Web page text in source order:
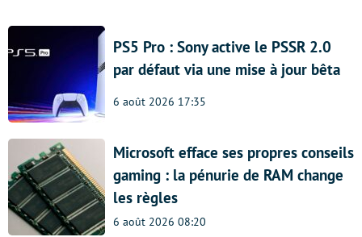
PS5 Pro : Sony active le PSSR 2.0
par défaut via une mise à jour bêta
6 août 2026 17:35
Microsoft efface ses propres conseils
gaming : la pénurie de RAM change
les règles
6 août 2026 08:20